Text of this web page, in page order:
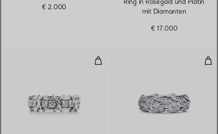
€ 2.000
mit Diamanten
€ 17.000
Ring in Platin mit Diamanten